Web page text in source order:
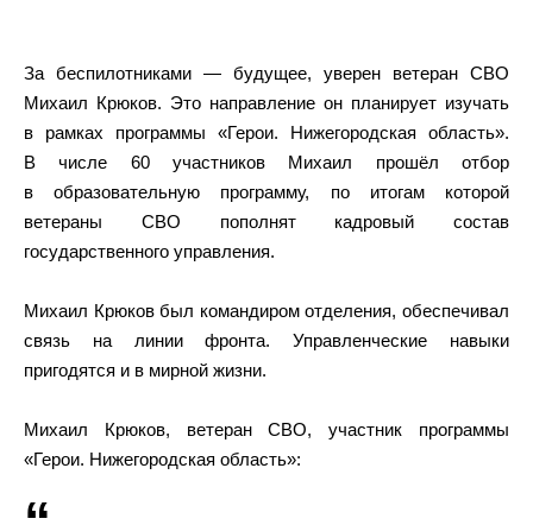
За беспилотниками — будущее, уверен ветеран СВО
Михаил Крюков. Это направление он планирует изучать
в рамках программы «Герои. Нижегородская область».
В числе 60 участников Михаил прошёл отбор
в образовательную программу, по итогам которой
ветераны СВО пополнят кадровый состав
государственного управления.
Михаил Крюков был командиром отделения, обеспечивал
связь на линии фронта. Управленческие навыки
пригодятся и в мирной жизни.
Михаил Крюков, ветеран СВО, участник программы
«Герои. Нижегородская область»: